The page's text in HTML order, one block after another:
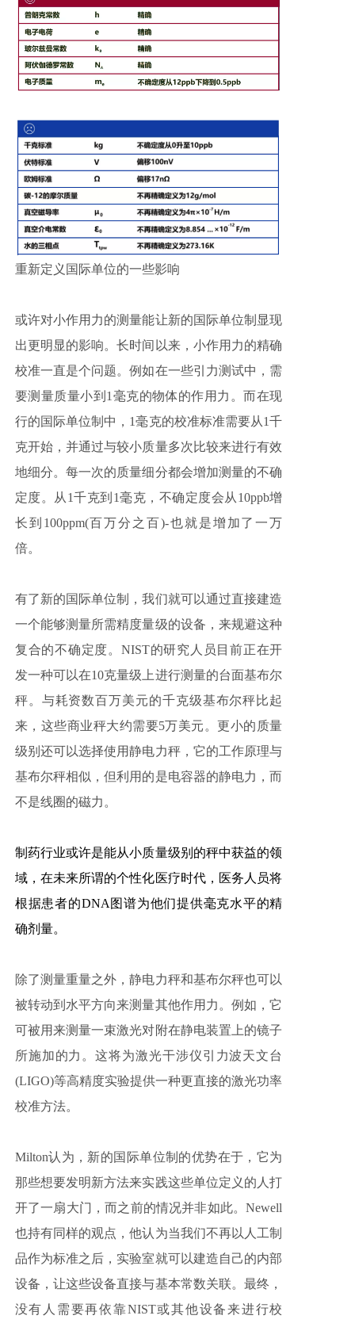
重新定义国际单位的一些影响
或许对小作用力的测量能让新的国际单位制显现
出更明显的影响。长时间以来，小作用力的精确
校准一直是个问题。例如在一些引力测试中，需
要测量质量小到1毫克的物体的作用力。而在现
行的国际单位制中，1毫克的校准标准需要从1千
克开始，并通过与较小质量多次比较来进行有效
地细分。每一次的质量细分都会增加测量的不确
定度。从1千克到1毫克，不确定度会从10ppb增
长到100ppm(百万分之百)-也就是增加了一万
倍。
有了新的国际单位制，我们就可以通过直接建造
一个能够测量所需精度量级的设备，来规避这种
复合的不确定度。NIST的研究人员目前正在开
发一种可以在10克量级上进行测量的台面基布尔
秤。与耗资数百万美元的千克级基布尔秤比起
来，这些商业秤大约需要5万美元。更小的质量
级别还可以选择使用静电力秤，它的工作原理与
基布尔秤相似，但利用的是电容器的静电力，而
不是线圈的磁力。
制药行业或许是能从小质量级别的秤中获益的领
域，在未来所谓的个性化医疗时代，医务人员将
根据患者的DNA图谱为他们提供毫克水平的精
确剂量。
除了测量重量之外，静电力秤和基布尔秤也可以
被转动到水平方向来测量其他作用力。例如，它
可被用来测量一束激光对附在静电装置上的镜子
所施加的力。这将为激光干涉仪引力波天文台
(LIGO)等高精度实验提供一种更直接的激光功率
校准方法。
Milton认为，新的国际单位制的优势在于，它为
那些想要发明新方法来实践这些单位定义的人打
开了一扇大门，而之前的情况并非如此。Newell
也持有同样的观点，他认为当我们不再以人工制
品作为标准之后，实验室就可以建造自己的内部
设备，让这些设备直接与基本常数关联。最终，
没有人需要再依靠NIST或其他设备来进行校